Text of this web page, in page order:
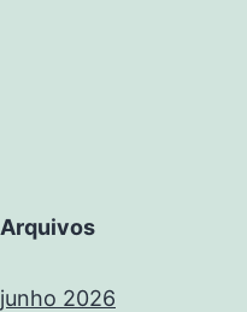
Arquivos
junho 2026